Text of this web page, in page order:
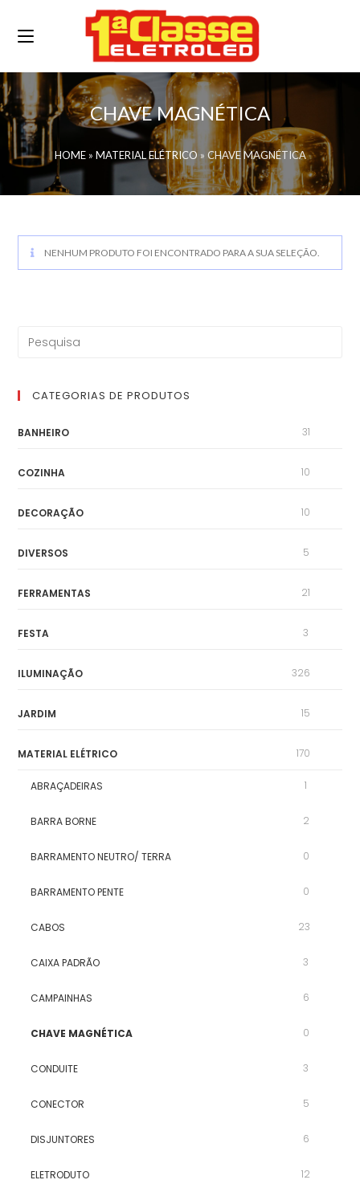
CHAVE MAGNÉTICA
HOME» MATERIAL ELÉTRICO » CHAVE MAGNÉTICA
NENHUM PRODUTO FOI ENCONTRADO PARA A SUA SELEÇÃO.
CATEGORIAS DE PRODUTOS
BANHEIRO 31
COZINHA 10
DECORAÇÃO 10
DIVERSOS 5
FERRAMENTAS 21
FESTA 3
ILUMINAÇÃO 326
JARDIM 15
MATERIAL ELÉTRICO 170
ABRAÇADEIRAS 1
BARRA BORNE 2
BARRAMENTO NEUTRO/ TERRA 0
BARRAMENTO PENTE 0
CABOS 23
CAIXA PADRÃO 3
CAMPAINHAS 6
CHAVE MAGNÉTICA 0
CONDUITE 3
CONECTOR 5
DISJUNTORES 6
ELETRODUTO 12